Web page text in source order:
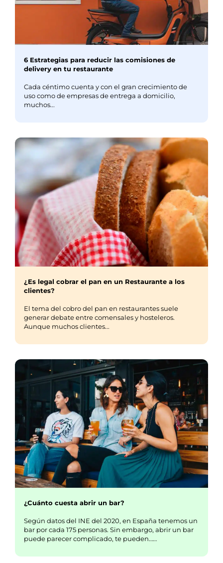
6 Estrategias para reducir las comisiones de
delivery en tu restaurante
Cada céntimo cuenta y con el gran crecimiento de
uso como de empresas de entrega a domicilio,
muchos...
¿Es legal cobrar el pan en un Restaurante a los
clientes?
El tema del cobro del pan en restaurantes suele
generar debate entre comensales y hosteleros.
Aunque muchos clientes...
¿Cuánto cuesta abrir un bar?
Según datos del INE del 2020, en España tenemos un
bar por cada 175 personas. Sin embargo, abrir un bar
puede parecer complicado, te pueden……